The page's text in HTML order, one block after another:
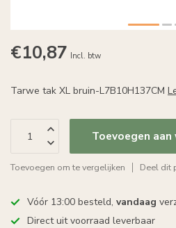
€10,87 Incl. btw
Tarwe tak XL bruin-L7B10H137CM
Toevoegen
Toevoegen om te vergelijken Deel dit
Vóór 13:00 besteld, vandaag
Direct uit voorraad leverbaar